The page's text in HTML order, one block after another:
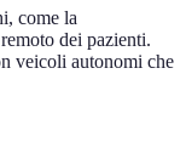
come la
dei pazienti.
veicoli autonomi che